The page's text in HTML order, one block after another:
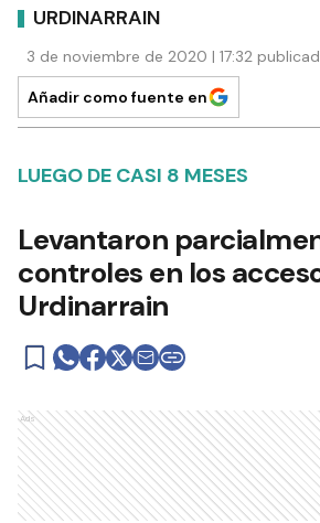
URDINARRAIN
3 de noviembre de 2020 | 17:32
Añadir como fuente en
LUEGO DE CASI 8 MESES
Levantaron
controles en los
Urdinarrain
Ads